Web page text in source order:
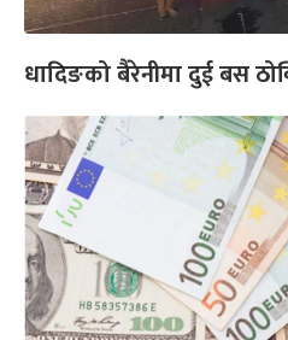
धादिङको बैरेनीमा दुई बस